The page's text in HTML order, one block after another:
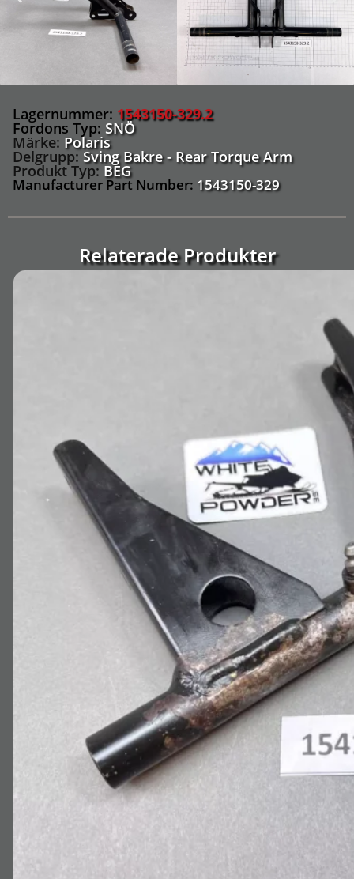
Lagernummer: 1543150-329.2
Fordons Typ: SNÖ
Märke: Polaris
Delgrupp:Sving Bakre - Rear Torque Arm
Produkt Typ: BEG
Manufacturer Part Number: 1543150-329
Relaterade Produkter